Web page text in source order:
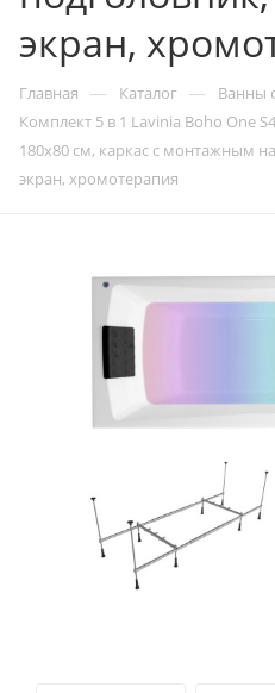
экран,
Главная — Каталог — Ванны
Комплект 5 в 1 Lavinia Boho One
180x80 см, каркас с монтажным
экран, хромотерапия